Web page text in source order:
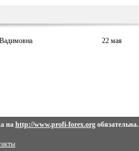
22 мая
на http://www.profi-forex.orgобязательна.